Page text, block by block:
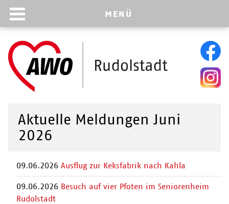
Aktuelle Meldungen Juni
2026
09.06.2026 Ausflug zur Keksfabrik nach Kahla
09.06.2026 Besuch auf vier Pfoten im Seniorenheim
Rudolstadt
MENÜ